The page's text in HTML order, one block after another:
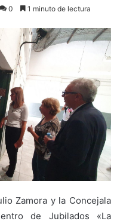
0 1 minuto de lectura
Zamora y la Concejala
de Jubilados «La